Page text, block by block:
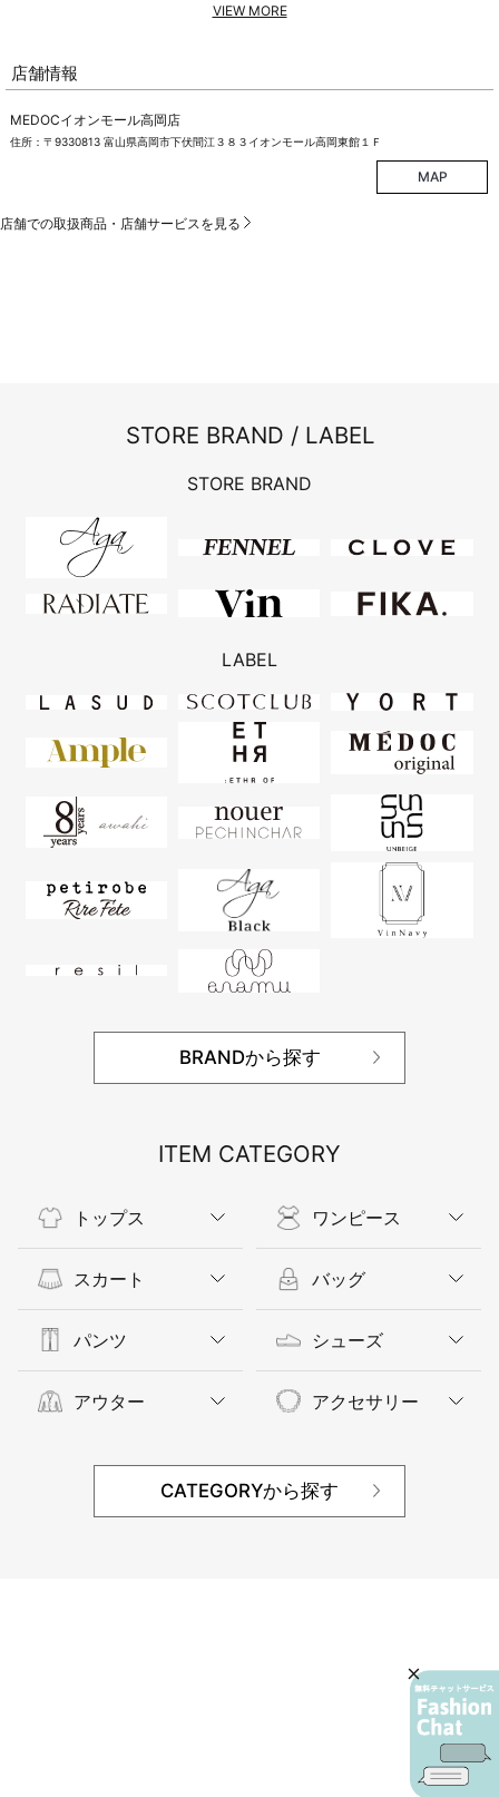
VIEW MORE
店舗情報
MEDOCイオンモール高岡店
住所：〒9330813 富山県高岡市下伏間江３８３イオンモール高岡東館１Ｆ
MAP
店舗での取扱商品・店舗サービスを見る
STORE BRAND / LABEL
STORE BRAND
LABEL
BRANDから探す
ITEM CATEGORY
トップス
スカート
パンツ
アウター
ワンピース
バッグ
シューズ
アクセサリー
CATEGORYから探す